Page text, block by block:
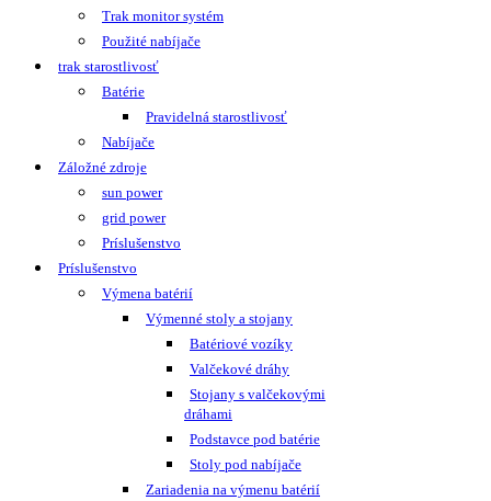
Trak monitor systém
Použité nabíjače
trak starostlivosť
Batérie
Pravidelná starostlivosť
Nabíjače
Záložné zdroje
sun power
grid power
Príslušenstvo
Príslušenstvo
Výmena batérií
Výmenné stoly a stojany
Batériové vozíky
Valčekové dráhy
Stojany s valčekovými
dráhami
Podstavce pod batérie
Stoly pod nabíjače
Zariadenia na výmenu batérií